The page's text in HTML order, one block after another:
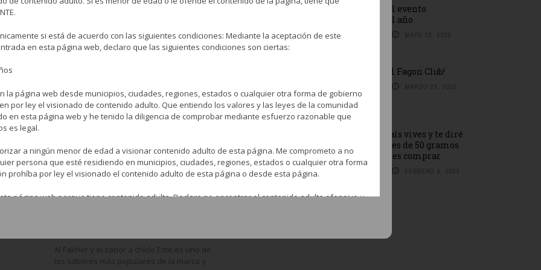
LEER MÁS
TABACO PARA CACHIMBA
Al Fakher y el sabor a chicle Este es uno de
los sabores más populares de la marca y
No te pierdas el evento
cachimbero del año
BYREDACCIÓN MAYO 10, 2022
¡Hazte socio del Fagon Club!
Dime en qué país vives y te diré
cuántos paquetes de 50 gramos
de Adalya puedes comprar
si está de acuerdo con las siguientes condiciones: Mediante la aceptación de este
en esta página web, declaro que las siguientes condiciones son ciertas:
la página web desde municipios, ciudades, regiones, estados o cualquier otra forma de gobierno
por ley el visionado de contenido adulto. Que entiendo los valores y las leyes de la comunidad
en esta página web y he tenido la diligencia de comprobar mediante esfuerzo razonable que
es legal.
a ningún menor de edad a visionar contenido adulto de esta página. Me comprometo a no
persona que esté residiendo en municipios, ciudades, regiones, estados o cualquier otra forma
prohíba por ley el visionado el contenido adulto de esta página o desde esta página.
página web porque tiene contenido adulto. Declaro no encontrar el contenido adulto ofensivo u
tengo el derecho a elegir lo que veo y lo que leo y estoy eligiendo entrar en esta página para
página web del visionado o la lectura de cualquier contenido adulto de la misma.